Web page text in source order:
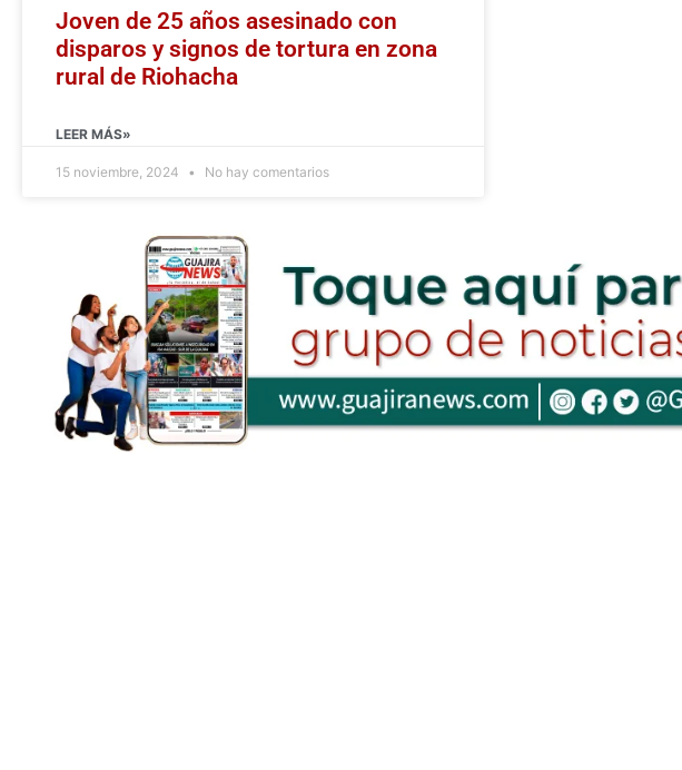
Joven de 25 años asesinado con
disparos y signos de tortura en zona
rural de Riohacha
LEER MÁS»
15 noviembre, 2024 No hay comentarios